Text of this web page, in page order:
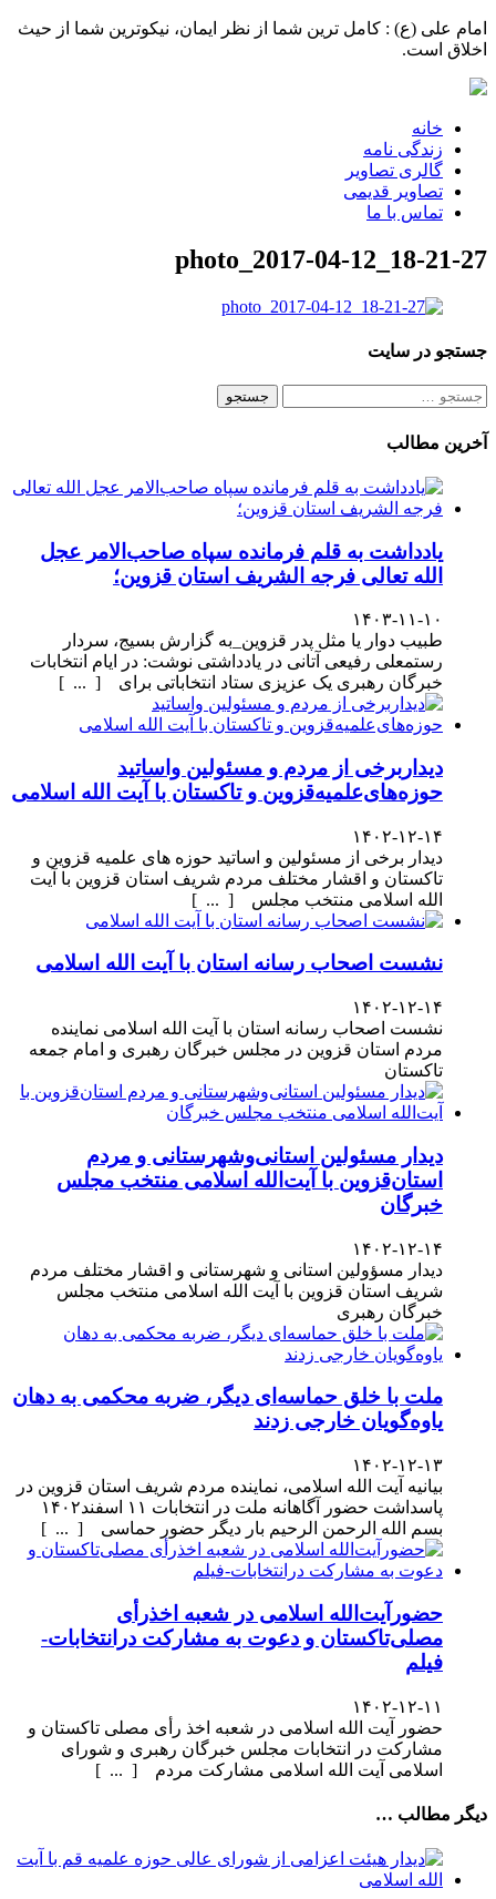
امام علی (ع) : کامل ترین شما از نظر ایمان، نیکوترین شما از حیث
اخلاق است.
خانه
زندگی نامه
گالری تصاویر
تصاویر قدیمی
تماس با ما
photo_2017-04-12_18-21-27
جستجو در سایت
جستجو
آخرین مطالب
یادداشت به قلم فرمانده سپاه صاحب‌الامر عجل
الله تعالی فرجه الشریف استان قزوین؛
۱۴۰۳-۱۱-۱۰
طبیب دوار یا مثل پدر قزوین_به گزارش بسیج، سردار
رستمعلی رفیعی آتانی در یادداشتی نوشت: در ایام انتخابات
خبرگان رهبری یک عزیزی ستاد انتخاباتی برای [ ... ]
دیداربرخی از مردم و مسئولین واساتید
حوزه‌های‌علمیه‌قزوین و تاکستان با آیت الله اسلامی
۱۴۰۲-۱۲-۱۴
دیدار برخی از مسئولین و اساتید حوزه های علمیه قزوین و
تاکستان و اقشار مختلف مردم شریف استان قزوین با آیت
الله اسلامی منتخب مجلس [ ... ]
نشست اصحاب رسانه استان با آیت الله اسلامی
۱۴۰۲-۱۲-۱۴
نشست اصحاب رسانه استان با آیت الله اسلامی نماینده
مردم استان قزوین در مجلس خبرگان رهبری و امام جمعه
تاکستان
دیدار مسئولین استانی‌وشهرستانی و مردم‌
استان‌قزوین با آیت‌الله‌ اسلامی منتخب مجلس‌
خبرگان
۱۴۰۲-۱۲-۱۴
دیدار مسؤولین استانی و شهرستانی و اقشار مختلف مردم
شریف استان قزوین با آیت الله اسلامی منتخب مجلس
خبرگان رهبری
ملت با خلق حماسه‌ای دیگر، ضربه محکمی به دهان
یاوه‌گویان خارجی زدند
۱۴۰۲-۱۲-۱۳
بیانیه آیت الله اسلامی، نماینده مردم شریف استان قزوین در
پاسداشت حضور آگاهانه ملت در انتخابات ۱۱ اسفند۱۴۰۲
بسم الله الرحمن الرحیم بار دیگر حضور حماسی [ ... ]
حضورآیت‌الله اسلامی در شعبه اخذرأی
مصلی‌تاکستان و دعوت به مشارکت درانتخابات-
فیلم
۱۴۰۲-۱۲-۱۱
حضور آیت الله اسلامی در شعبه اخذ رأی مصلی تاکستان و
مشارکت در انتخابات مجلس خبرگان رهبری و شورای
اسلامی آیت الله اسلامی مشارکت مردم [ ... ]
دیگر مطالب …